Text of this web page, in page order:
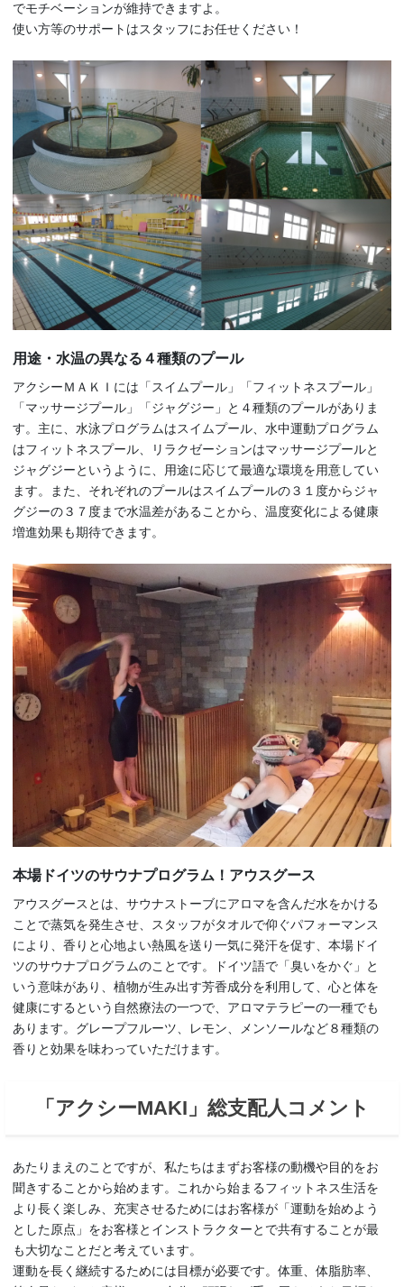
でモチベーションが維持できますよ。
使い方等のサポートはスタッフにお任せください！
用途・水温の異なる４種類のプール
アクシーＭＡＫＩには「スイムプール」「フィットネスプール」
「マッサージプール」「ジャグジー」と４種類のプールがありま
す。主に、水泳プログラムはスイムプール、水中運動プログラム
はフィットネスプール、リラクゼーションはマッサージプールと
ジャグジーというように、用途に応じて最適な環境を用意してい
ます。また、それぞれのプールはスイムプールの３１度からジャ
グジーの３７度まで水温差があることから、温度変化による健康
増進効果も期待できます。
本場ドイツのサウナプログラム！アウスグース
アウスグースとは、サウナストーブにアロマを含んだ水をかける
ことで蒸気を発生させ、スタッフがタオルで仰ぐパフォーマンス
により、香りと心地よい熱風を送り一気に発汗を促す、本場ドイ
ツのサウナプログラムのことです。ドイツ語で「臭いをかぐ」と
いう意味があり、植物が生み出す芳香成分を利用して、心と体を
健康にするという自然療法の一つで、アロマテラピーの一種でも
あります。グレープフルーツ、レモン、メンソールなど８種類の
香りと効果を味わっていただけます。
「アクシーMAKI」総支配人コメント
あたりまえのことですが、私たちはまずお客様の動機や目的をお
聞きすることから始めます。これから始まるフィットネス生活を
より長く楽しみ、充実させるためにはお客様が「運動を始めよう
とした原点」をお客様とインストラクターとで共有することが最
も大切なことだと考えています。
運動を長く継続するためには目標が必要です。体重、体脂肪率、